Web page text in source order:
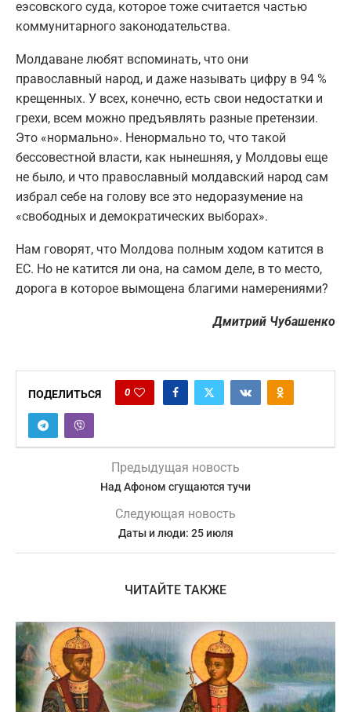
еэсовского суда, которое тоже считается частью
коммунитарного законодательства.
Молдаване любят вспоминать, что они
православный народ, и даже называть цифру в 94 %
крещенных. У всех, конечно, есть свои недостатки и
грехи, всем можно предъявлять разные претензии.
Это «нормально». Ненормально то, что такой
бессовестной власти, как нынешняя, у Молдовы еще
не было, и что православный молдавский народ сам
избрал себе на голову все это недоразумение на
«свободных и демократических выборах».
Нам говорят, что Молдова полным ходом катится в
ЕС. Но не катится ли она, на самом деле, в то место,
дорога в которое вымощена благими намерениями?
Дмитрий Чубашенко
ПОДЕЛИТЬСЯ 0
Предыдущая новость
Над Афоном сгущаются тучи
Следующая новость
Даты и люди: 25 июля
ЧИТАЙТЕ ТАКЖЕ